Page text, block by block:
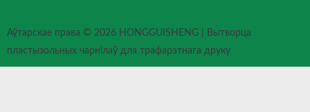
k
r
a
m
e
Аўтарскае права © 2026 HONGGUISHENG | Вытворца
пластызольных чарнілаў для трафарэтнага друку